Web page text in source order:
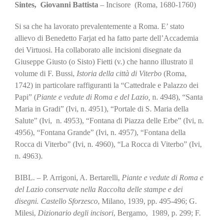
Sintes, Giovanni Battista – Incisore (Roma, 1680-1760)
Si sa che ha lavorato prevalentemente a Roma. E’ stato
allievo di Benedetto Farjat ed ha fatto parte dell’Accademia
dei Virtuosi. Ha collaborato alle incisioni disegnate da
Giuseppe Giusto (o Sisto) Fietti (v.) che hanno illustrato il
volume di F. Bussi, Istoria della città di Viterbo (Roma,
1742) in particolare raffiguranti la “Cattedrale e Palazzo dei
Papi” (Piante e vedute di Roma e del Lazio, n. 4948), “Santa
Maria in Gradi” (Ivi, n. 4951), “Portale di S. Maria della
Salute” (Ivi, n. 4953), “Fontana di Piazza delle Erbe” (Ivi, n.
4956), “Fontana Grande” (Ivi, n. 4957), “Fontana della
Rocca di Viterbo” (Ivi, n. 4960), “La Rocca di Viterbo” (Ivi,
n. 4963).
BIBL. – P. Arrigoni, A. Bertarelli, Piante e vedute di Roma e
del Lazio conservate nella Raccolta delle stampe e dei
disegni. Castello Sforzesco, Milano, 1939, pp. 495-496; G.
Milesi, Dizionario degli incisori, Bergamo, 1989, p. 299; F.